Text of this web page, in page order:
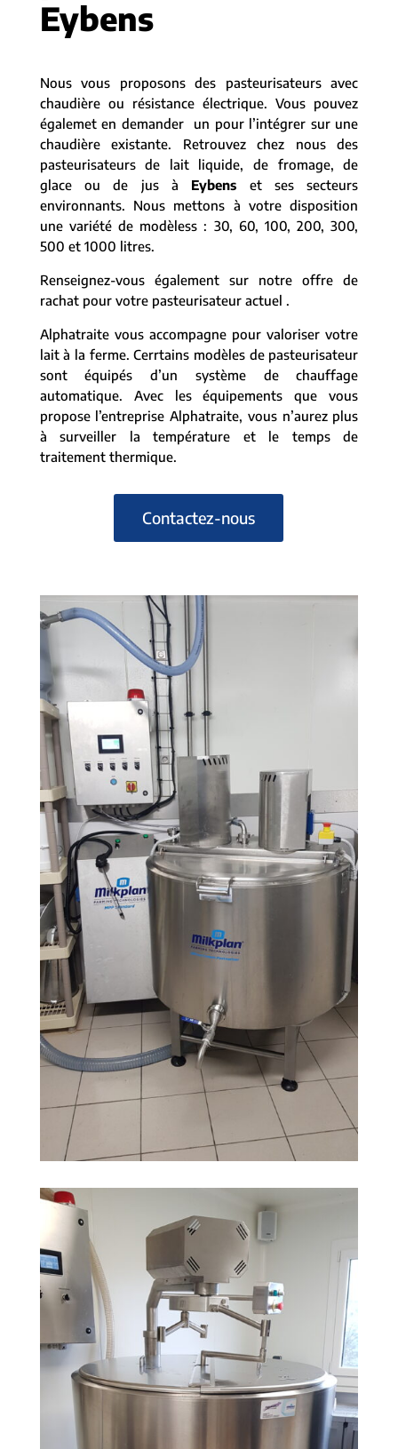
Eybens
Nous vous proposons des pasteurisateurs avec
chaudière ou résistance électrique. Vous pouvez
égalemet en demander un pour l’intégrer sur une
chaudière existante. Retrouvez chez nous des
pasteurisateurs de lait liquide, de fromage, de
glace ou de jus à Eybens et ses secteurs
environnants. Nous mettons à votre disposition
une variété de modèless : 30, 60, 100, 200, 300,
500 et 1000 litres.
Renseignez-vous également sur notre offre de
rachat pour votre pasteurisateur actuel .
Alphatraite vous accompagne pour valoriser votre
lait à la ferme. Cerrtains modèles de pasteurisateur
sont équipés d’un système de chauffage
automatique. Avec les équipements que vous
propose l’entreprise Alphatraite, vous n’aurez plus
à surveiller la température et le temps de
traitement thermique.
Contactez-nous